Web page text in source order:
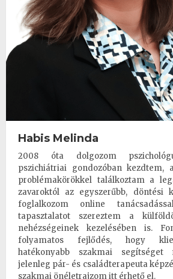
Habis Melinda
2008 óta dolgozom
pszichiátriai gondozóban kezdtem,
problémakörökkel találkoztam a
zavaroktól az egyszerűbb, döntési
foglalkozom online
tapasztalatot szereztem a
nehézségeinek kezelésében is.
folyamatos fejlődés, hogy
hatékonyabb szakmai segítséget
jelenleg pár- és családterapeuta
szakmai önéletrajzom itt érhető el.